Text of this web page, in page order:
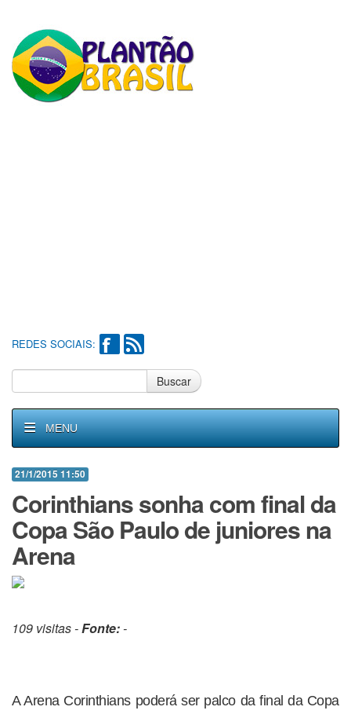
REDES SOCIAIS:
Buscar
MENU
21/1/2015 11:50
Corinthians sonha com final da
Copa São Paulo de juniores na
Arena
109 visitas -Fonte:-
A Arena Corinthians poderá ser palco da final da Copa